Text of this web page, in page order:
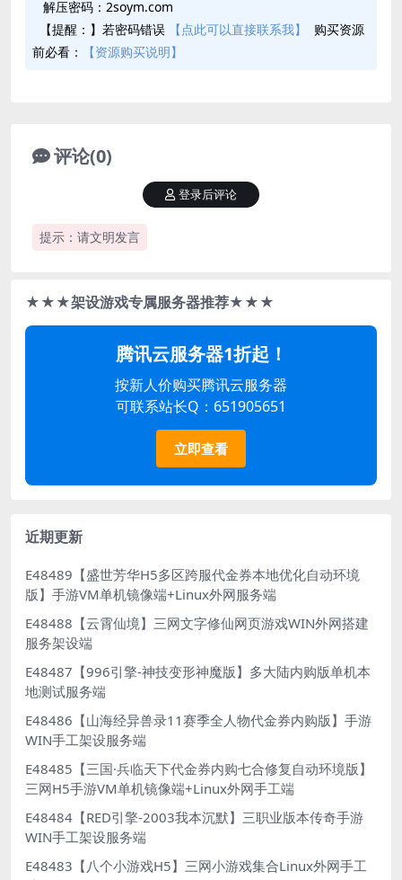
解压密码：2soym.com
【提醒：】若密码错误
【点此可以直接联系我】
购买资源
前必看：
【资源购买说明】
评论(0)
提示：请文明发言
登录后评论
★★★架设游戏专属服务器推荐★★★
腾讯云服务器1折起！
按新人价购买腾讯云服务器
可联系站长Q：651905651
立即查看
近期更新
E48489【盛世芳华H5多区跨服代金券本地优化自动环境
版】手游VM单机镜像端+Linux外网服务端
E48488【云霄仙境】三网文字修仙网页游戏WIN外网搭建
服务架设端
E48487【996引擎-神技变形神魔版】多大陆内购版单机本
地测试服务端
E48486【山海经异兽录11赛季全人物代金券内购版】手游
WIN手工架设服务端
E48485【三国·兵临天下代金券内购七合修复自动环境版】
三网H5手游VM单机镜像端+Linux外网手工端
E48484【RED引擎-2003我本沉默】三职业版本传奇手游
WIN手工架设服务端
E48483【八个小游戏H5】三网小游戏集合Linux外网手工